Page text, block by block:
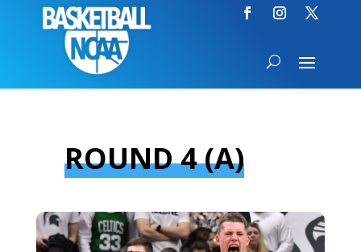
ROUND 4 (A)